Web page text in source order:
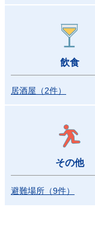
飲食
居酒屋 （2件）
その他
避難場所 （9件）